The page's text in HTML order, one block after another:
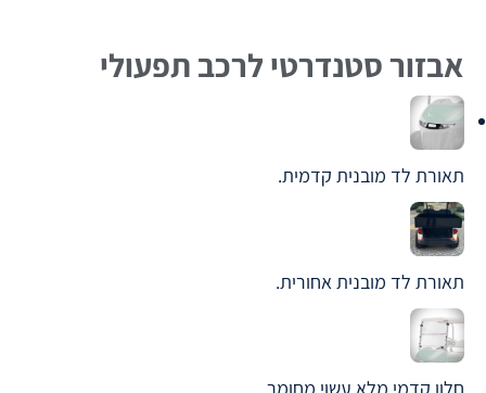
אבזור סטנדרטי לרכב תפעולי
תאורת לד מובנית קדמית.
תאורת לד מובנית אחורית.